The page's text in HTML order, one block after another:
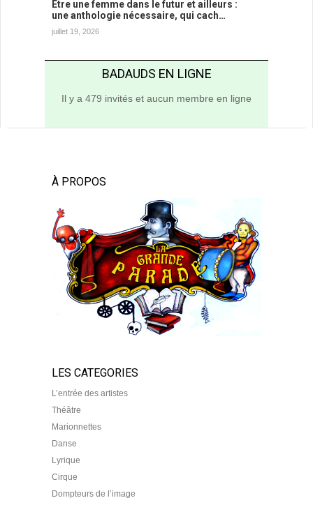
Être une femme dans le futur et ailleurs :
une anthologie nécessaire, qui cach…
juillet 19, 2026
BADAUDS EN LIGNE
Il y a 479 invités et aucun membre en ligne
À PROPOS
LES CATEGORIES
L’entrée des artistes
Théâtre
Marionnettes
Danse
Lyrique
Cirque
Dompteurs de l’image